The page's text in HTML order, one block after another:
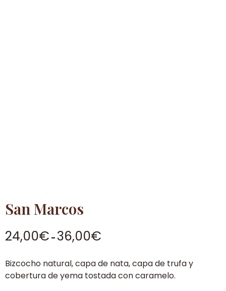
San Marcos
24,00€ - 36,00€
desde
24,00€
Bizcocho natural, capa de nata, capa de trufa y
cobertura de yema tostada con caramelo.